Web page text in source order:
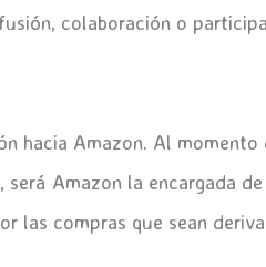
colaboración o
hacia Amazon. Al
Amazon la encargada
las compras que sean